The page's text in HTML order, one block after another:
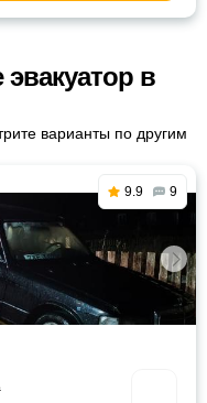
в
варианты по другим
9.9 9